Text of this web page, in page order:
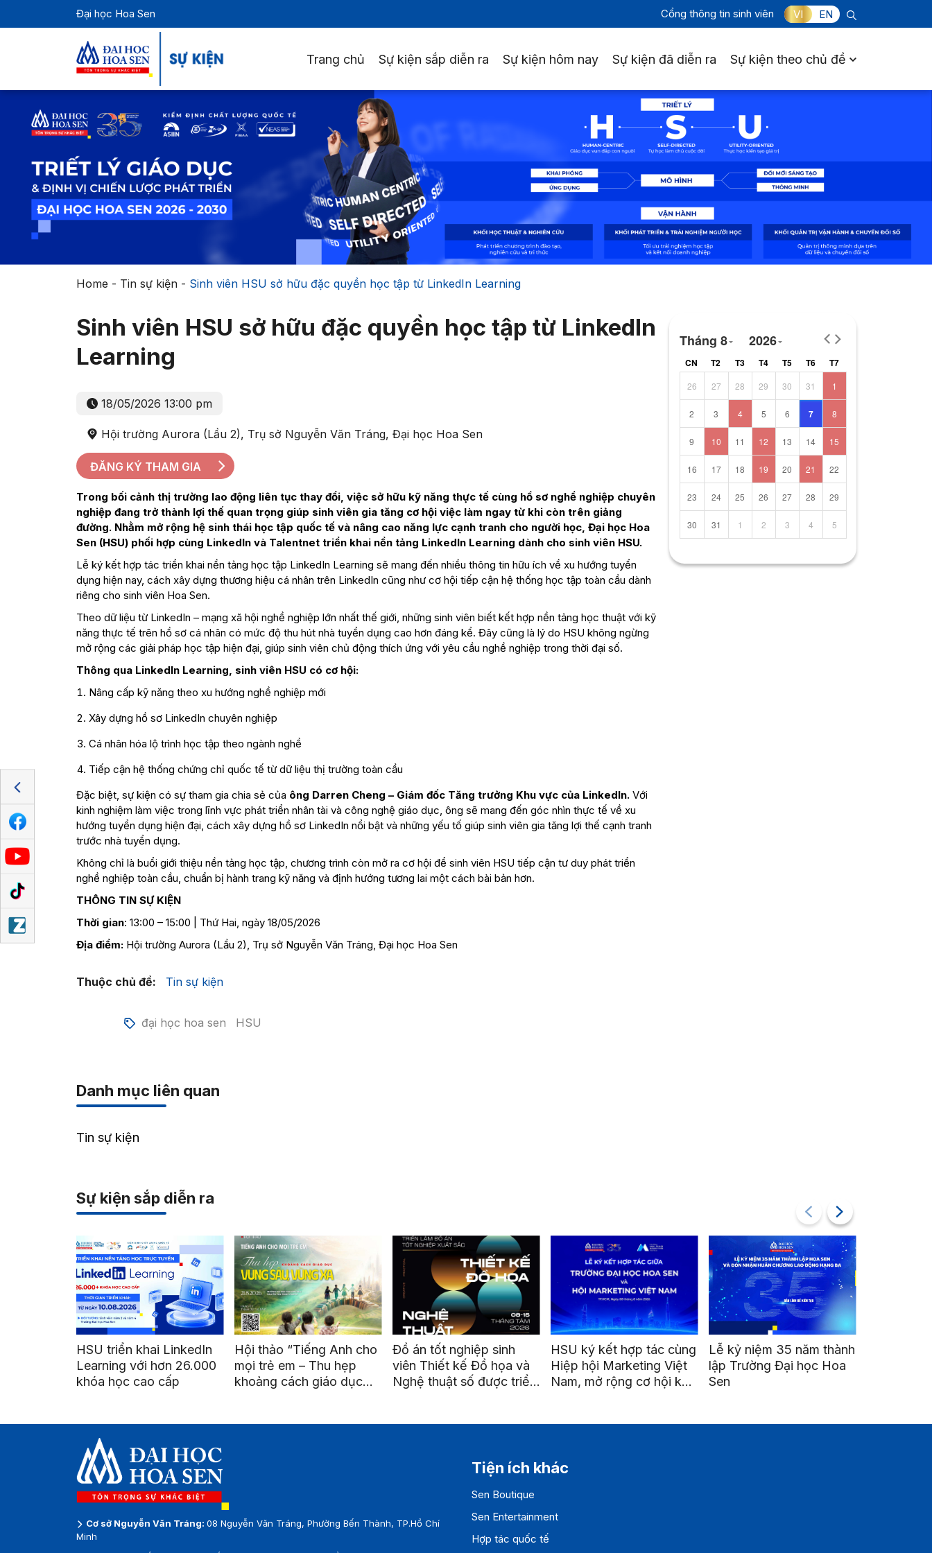
Đại học Hoa Sen Cổng thông tin sinh viên VI EN
Trang chủ Sự kiện sắp diễn ra Sự kiện hôm nay Sự kiện đã diễn ra Sự kiện theo chủ đề
Home - Tin sự kiện- Sinh viên HSU sở hữu đặc quyền học tập từ LinkedIn Learning
Sinh viên HSU sở hữu đặc quyền học tập từ LinkedIn
Learning
18/05/2026 13:00 pm
Hội trường Aurora (Lầu 2), Trụ sở Nguyễn Văn Tráng, Đại học Hoa Sen
ĐĂNG KÝ THAM GIA
Trong bối cảnh thị trường lao động liên tục thay đổi, việc sở hữu kỹ năng thực tế cùng hồ sơ nghề nghiệp chuyên
nghiệp đang trở thành lợi thế quan trọng giúp sinh viên gia tăng cơ hội việc làm ngay từ khi còn trên giảng
đường. Nhằm mở rộng hệ sinh thái học tập quốc tế và nâng cao năng lực cạnh tranh cho người học, Đại học Hoa
Sen (HSU) phối hợp cùng LinkedIn và Talentnet triển khai nền tảng LinkedIn Learning dành cho sinh viên HSU.
Lễ ký kết hợp tác triển khai nền tảng học tập LinkedIn Learning sẽ mang đến nhiều thông tin hữu ích về xu hướng tuyển
dụng hiện nay, cách xây dựng thương hiệu cá nhân trên LinkedIn cũng như cơ hội tiếp cận hệ thống học tập toàn cầu dành
riêng cho sinh viên Hoa Sen.
Theo dữ liệu từ LinkedIn – mạng xã hội nghề nghiệp lớn nhất thế giới, những sinh viên biết kết hợp nền tảng học thuật với kỹ
năng thực tế trên hồ sơ cá nhân có mức độ thu hút nhà tuyển dụng cao hơn đáng kể. Đây cũng là lý do HSU không ngừng
mở rộng các giải pháp học tập hiện đại, giúp sinh viên chủ động thích ứng với yêu cầu nghề nghiệp trong thời đại số.
Thông qua LinkedIn Learning, sinh viên HSU có cơ hội:
Nâng cấp kỹ năng theo xu hướng nghề nghiệp mới
Xây dựng hồ sơ LinkedIn chuyên nghiệp
Cá nhân hóa lộ trình học tập theo ngành nghề
Tiếp cận hệ thống chứng chỉ quốc tế từ dữ liệu thị trường toàn cầu
Đặc biệt, sự kiện có sự tham gia chia sẻ của ông Darren Cheng – Giám đốc Tăng trưởng Khu vực của LinkedIn.Với
kinh nghiệm làm việc trong lĩnh vực phát triển nhân tài và công nghệ giáo dục, ông sẽ mang đến góc nhìn thực tế về xu
hướng tuyển dụng hiện đại, cách xây dựng hồ sơ LinkedIn nổi bật và những yếu tố giúp sinh viên gia tăng lợi thế cạnh tranh
trước nhà tuyển dụng.
Không chỉ là buổi giới thiệu nền tảng học tập, chương trình còn mở ra cơ hội để sinh viên HSU tiếp cận tư duy phát triển
nghề nghiệp toàn cầu, chuẩn bị hành trang kỹ năng và định hướng tương lai một cách bài bản hơn.
THÔNG TIN SỰ KIỆN
Thời gian: 13:00 – 15:00 | Thứ Hai, ngày 18/05/2026
Địa điểm:Hội trường Aurora (Lầu 2), Trụ sở Nguyễn Văn Tráng, Đại học Hoa Sen
Thuộc chủ đề: Tin sự kiện
đại học hoa sen HSU
Tháng 8 2026
CN T2 T3 T4 T5 T6 T7
26 27 28 29 30 31 1
2 3 4 5 6 7 8
9 10 11 12 13 14 15
16 17 18 19 20 21 22
23 24 25 26 27 28 29
30 31 1 2 3 4 5
Danh mục liên quan
Tin sự kiện
Sự kiện sắp diễn ra
HSU triển khai LinkedIn
Learning với hơn 26.000
khóa học cao cấp
Hội thảo “Tiếng Anh cho
mọi trẻ em – Thu hẹp
khoảng cách giáo dục
Đồ án tốt nghiệp sinh
viên Thiết kế Đồ họa và
Nghệ thuật số được triển
HSU ký kết hợp tác cùng
Hiệp hội Marketing Việt
Nam, mở rộng cơ hội kết
Lễ kỷ niệm 35 năm thành
lập Trường Đại học Hoa
Sen
Cơ sở Nguyễn Văn Tráng: 08 Nguyễn Văn Tráng, Phường Bến Thành, TP.Hồ Chí
Minh
Tiện ích khác
Sen Boutique
Sen Entertainment
Hợp tác quốc tế